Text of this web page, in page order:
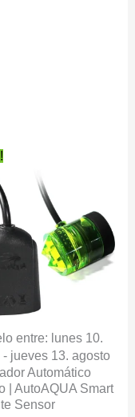
entre: lunes 10.
- jueves 13. agosto
Automático
| AutoAQUA Smart
Sensor
original
era:
105,99€.
actual
es:
89,95€.